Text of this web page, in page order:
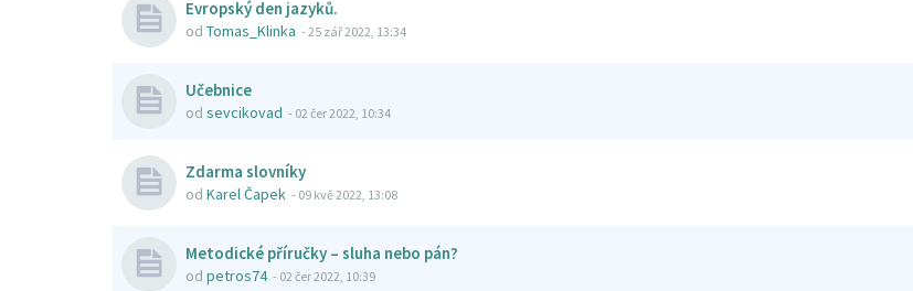
Evropský den jazyků.
od Tomas_Klinka - 25 zář 2022, 13:34
Učebnice
od sevcikovad - 02 čer 2022, 10:34
Zdarma slovníky
od Karel Čapek - 09 kvě 2022, 13:08
Metodické příručky – sluha nebo pán?
od petros74 - 02 čer 2022, 10:39